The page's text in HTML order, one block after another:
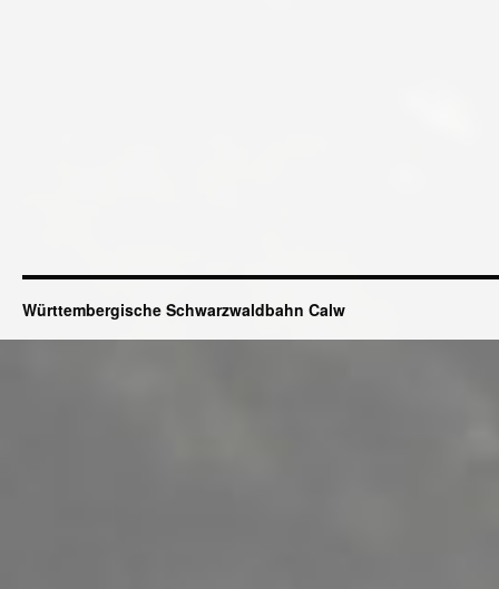
Württembergische Schwarzwaldbahn Calw